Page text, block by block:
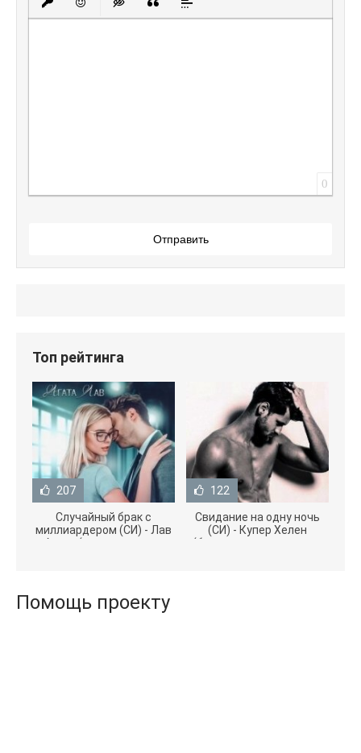
Вставить защищенную ссылку
Вставить смайлик
Вставка скрытого текста
Вставка цитаты
Вставка спойлера
0
Отправить
Топ рейтинга
207
Случайный брак с
миллиардером (СИ) - Лав
Агата (полная версия
122
Свидание на одну ночь
(СИ) - Купер Хелен
(бесплатные серии книг
Помощь проекту